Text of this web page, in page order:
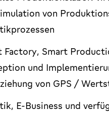
von
Factory, Smart
und
von GPS /
E-Business und